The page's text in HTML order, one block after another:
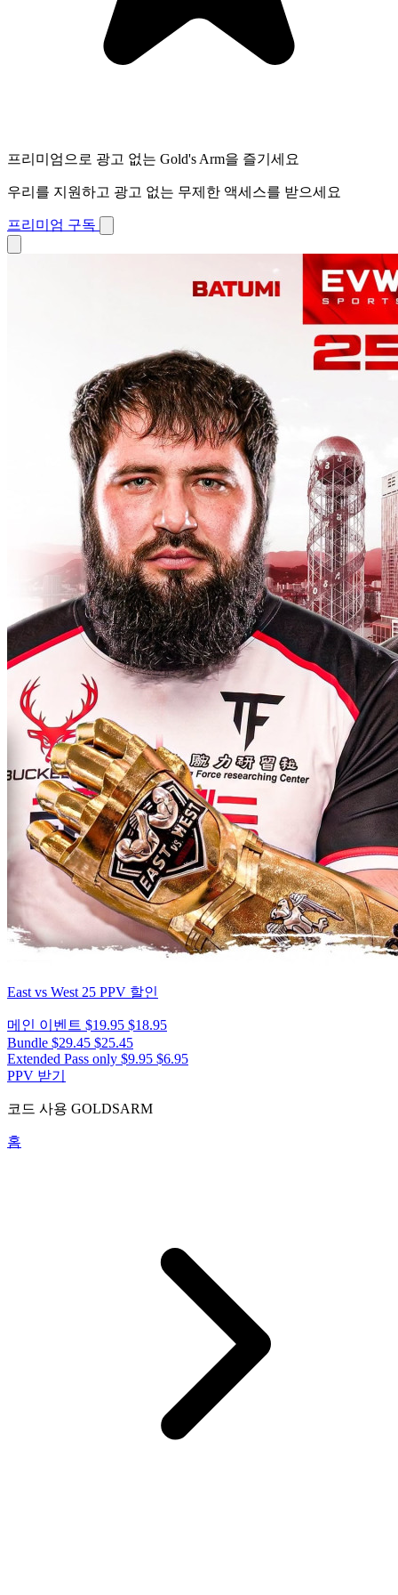
프리미엄으로 광고 없는 Gold's Arm을 즐기세요
우리를 지원하고 광고 없는 무제한 액세스를 받으세요
프리미엄 구독
East vs West 25 PPV 할인
메인 이벤트 $19.95 $18.95
Bundle $29.45 $25.45
Extended Pass only $9.95 $6.95
PPV 받기
코드 사용 GOLDSARM
홈